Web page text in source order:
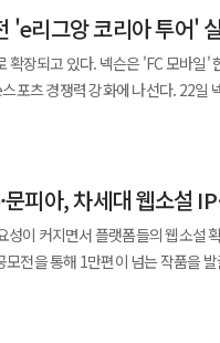
공동교육과정, 학점교류 등으로 협
새로운 교육모델도 가능할 것으로
도록 했다. 이번 협약에는
, 글로벌사이버대학교,
버대학교 등 전국 20개 사이버대
남이 함께 새로운 교육 모델을 만들
스토리와 선택형 서사를 강조한 어
터랙티브 콘텐츠 수요가 확대되면
로: 초능력 추리
추리 시스템을 특징으로 하는 어
30시간 이상이다. 플레이어의 추리
사건의 진실을 밝혀내는 것이 특징이
건을 해결할 수 있으며, 선택에 따라
텐도
PC 이용자 모두 글로벌 시장에서
'e리그앙 코리아 투어'
장되고 있다. 넥슨은 'FC 모바일'
력 강화에 나선다. 22일 넥슨은
글로벌 대회 'FC 프로 모바일 월드
랑스 프로축구 '리그앙 맥도날드'의
의 경우 실제 스포츠 리그 및 글로벌
계를 구축하는 사례가 늘고 있다. 넥
이용자들에게 세계 무대로 진출할
피아, 차세대 웹소설 IP
이 커지면서 플랫폼들의 웹소설
전을 통해 1만편이 넘는 작품을 발